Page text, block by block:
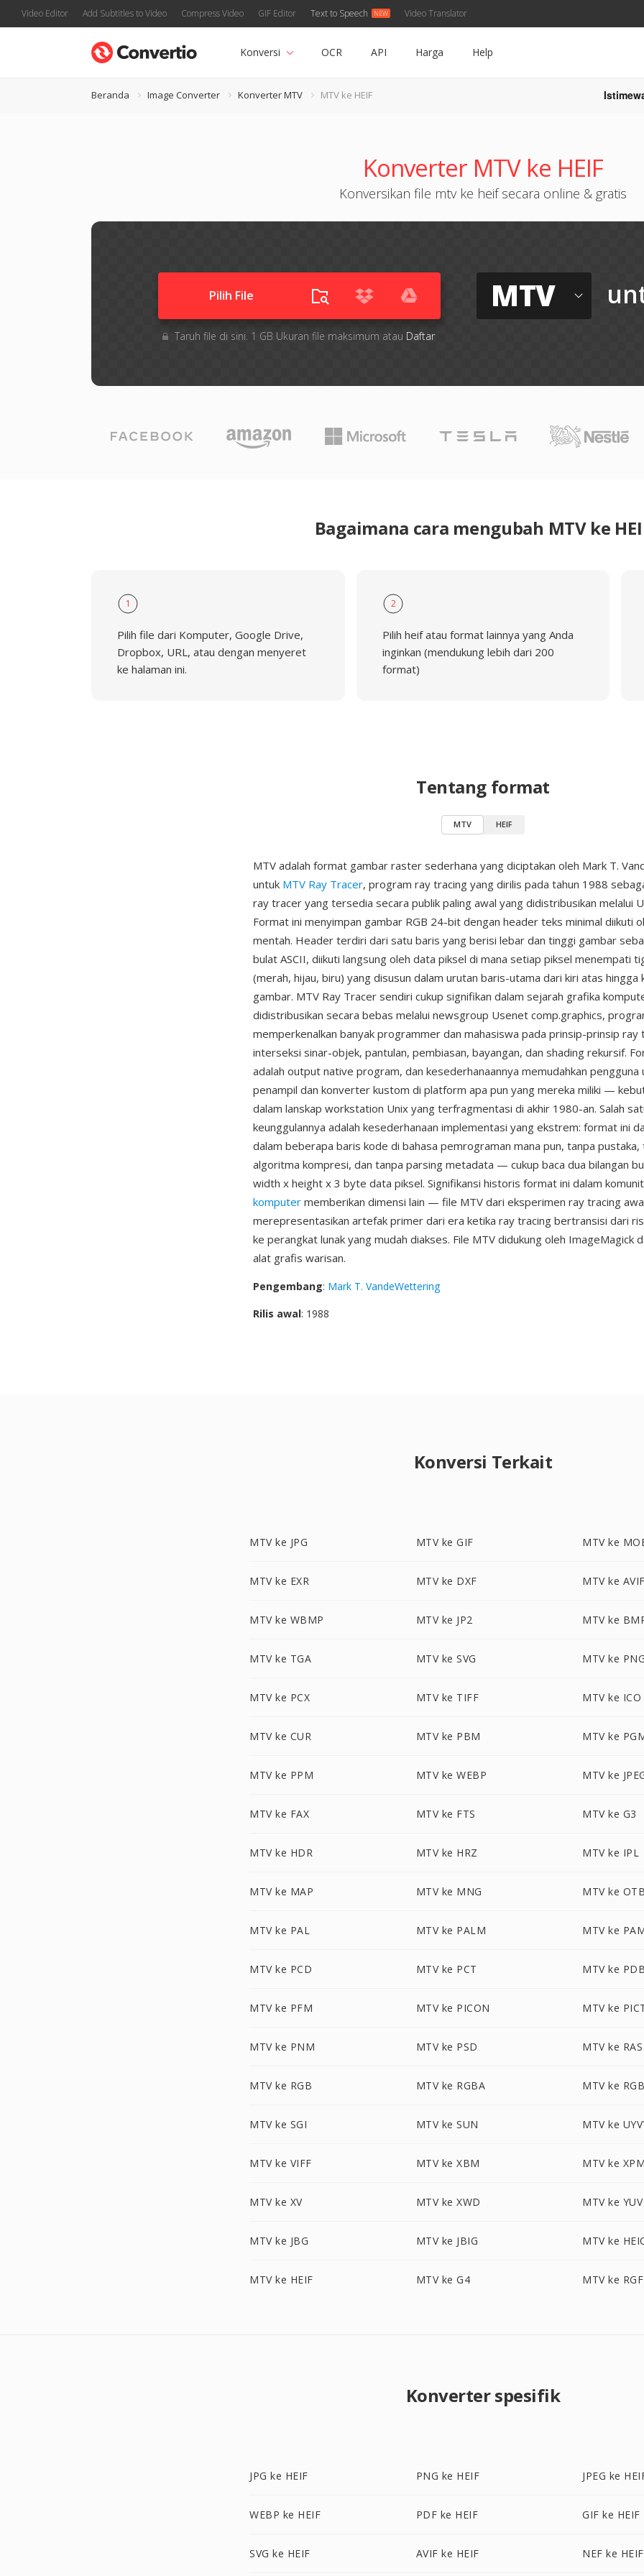
Video Editor Add Subtitles to Video Compress Video GIF Editor Text to Speech Video Translator
Konversi OCR API Harga Help
Beranda Image Converter Konverter MTV MTV ke HEIF
Konverter MTV ke HEIF
Konversikan file mtv ke heif secara online & gratis
Pilih File
Taruh file di sini. 1 GB Ukuran file maksimum atau Daftar
MTV
Bagaimana cara mengubah MTV ke
1
Pilih file dari Komputer, Google Drive,
Dropbox, URL, atau dengan menyeret
ke halaman ini.
2
Pilih heif atau format lainnya yang Anda
inginkan (mendukung lebih dari 200
format)
Tentang format
MTV HEIF
MTV adalah format gambar raster sederhana yang diciptakan oleh Mark T.
untuk MTV Ray Tracer, program ray tracing yang dirilis pada tahun 1988
ray tracer yang tersedia secara publik paling awal yang didistribusikan melalui
Format ini menyimpan gambar RGB 24-bit dengan header teks minimal diikuti
mentah. Header terdiri dari satu baris yang berisi lebar dan tinggi gambar
bulat ASCII, diikuti langsung oleh data piksel di mana setiap piksel menempati
(merah, hijau, biru) yang disusun dalam urutan baris-utama dari kiri atas hingga
gambar. MTV Ray Tracer sendiri cukup signifikan dalam sejarah grafika
didistribusikan secara bebas melalui newsgroup Usenet comp.graphics,
memperkenalkan banyak programmer dan mahasiswa pada prinsip-prinsip ray
interseksi sinar-objek, pantulan, pembiasan, bayangan, dan shading rekursif.
adalah output native program, dan kesederhanaannya memudahkan pengguna
penampil dan konverter kustom di platform apa pun yang mereka miliki —
dalam lanskap workstation Unix yang terfragmentasi di akhir 1980-an. Salah
keunggulannya adalah kesederhanaan implementasi yang ekstrem: format ini
dalam beberapa baris kode di bahasa pemrograman mana pun, tanpa pustaka,
algoritma kompresi, dan tanpa parsing metadata — cukup baca dua bilangan
width x height x 3 byte data piksel. Signifikansi historis format ini dalam
komputer memberikan dimensi lain — file MTV dari eksperimen ray tracing
merepresentasikan artefak primer dari era ketika ray tracing bertransisi dari
ke perangkat lunak yang mudah diakses. File MTV didukung oleh ImageMagick
alat grafis warisan.
Pengembang: Mark T. VandeWettering
Rilis awal: 1988
Konversi Terkait
MTV ke JPG MTV ke GIF MTV ke
MTV ke EXR MTV ke DXF MTV ke
MTV ke WBMP MTV ke JP2 MTV ke
MTV ke TGA MTV ke SVG MTV ke
MTV ke PCX MTV ke TIFF MTV ke ICO
MTV ke CUR MTV ke PBM MTV ke
MTV ke PPM MTV ke WEBP MTV ke
MTV ke FAX MTV ke FTS MTV ke G3
MTV ke HDR MTV ke HRZ MTV ke IPL
MTV ke MAP MTV ke MNG MTV ke
MTV ke PAL MTV ke PALM MTV ke
MTV ke PCD MTV ke PCT MTV ke
MTV ke PFM MTV ke PICON MTV ke
MTV ke PNM MTV ke PSD MTV ke RAS
MTV ke RGB MTV ke RGBA MTV ke
MTV ke SGI MTV ke SUN MTV ke
MTV ke VIFF MTV ke XBM MTV ke
MTV ke XV MTV ke XWD MTV ke YUV
MTV ke JBG MTV ke JBIG MTV ke
MTV ke HEIF MTV ke G4 MTV ke RGF
Konverter spesifik
JPG ke HEIF PNG ke HEIF JPEG ke
WEBP ke HEIF PDF ke HEIF GIF ke HEIF
SVG ke HEIF AVIF ke HEIF NEF ke HEIF